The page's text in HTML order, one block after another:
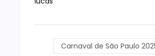
Carnaval de São Paulo